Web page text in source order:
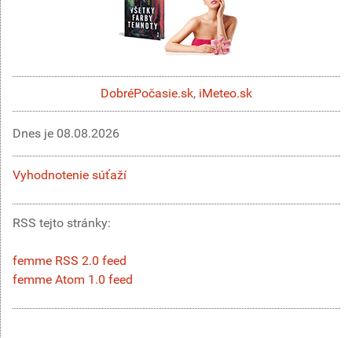
DobréPočasie.sk, iMeteo.sk
Dnes je 08.08.2026
Vyhodnotenie súťaží
RSS tejto stránky:
femme RSS 2.0 feed
femme Atom 1.0 feed